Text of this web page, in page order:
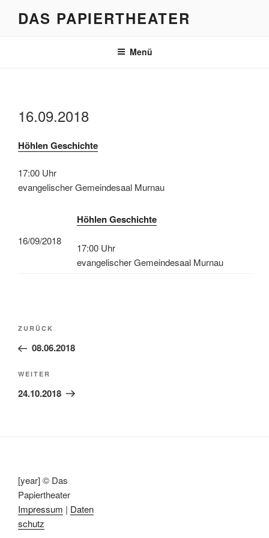
DAS PAPIERTHEATER
Menü
16.09.2018
Höhlen Geschichte
17:00 Uhr
evangelischer Gemeindesaal Murnau
16/09/2018
Höhlen Geschichte
17:00 Uhr
evangelischer Gemeindesaal Murnau
Beitragsnavigation
Vorheriger
Beitrag
ZURÜCK
08.06.2018
Nächster
Beitrag
WEITER
24.10.2018
[year] © Das
Papiertheater
Impressum | Daten
schutz